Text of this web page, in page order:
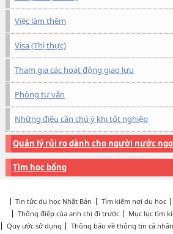
Việc làm thêm
Visa (Thị thực)
Tham gia các hoạt động giao lưu
Phòng tư vấn
Những điều cần chú ý khi tốt nghiệp
Quản lý rủi ro dành cho người nước
Tìm học bổng
Tin tức du học Nhật Bản Tìm kiếm nơi du học
Thông điệp của anh chị đi trước
Mục lục tìm
Quy ước sử dụng
Thông báo về thông tin cá nhân